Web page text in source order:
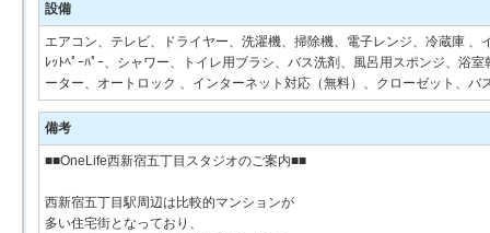
設備
エアコン、テレビ、ドライヤー、洗濯機、掃除機、電子レンジ、冷蔵庫
ﾚｯﾄﾍﾟｰﾊﾟｰ、シャワー、トイレ用ブラシ、バス洗剤、風呂用スポンジ、浴
ーター、オートロック 、インターネット対応（無料）、クローゼット、
備考
■■OneLife西新宿五丁目スタジオのご案内■■
西新宿五丁目駅周辺は比較的マンションが
多い住宅街となっており、